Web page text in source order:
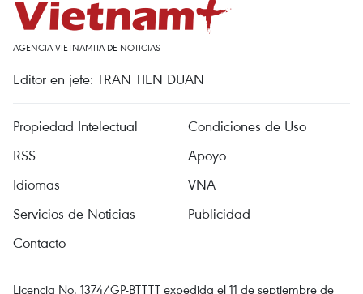
AGENCIA VIETNAMITA DE NOTICIAS
Editor en jefe: TRAN TIEN DUAN
Propiedad Intelectual
Condiciones de Uso
RSS
Apoyo
Idiomas
VNA
Servicios de Noticias
Publicidad
Contacto
Licencia No. 1374/GP-BTTTT expedida el 11 de septiembre de